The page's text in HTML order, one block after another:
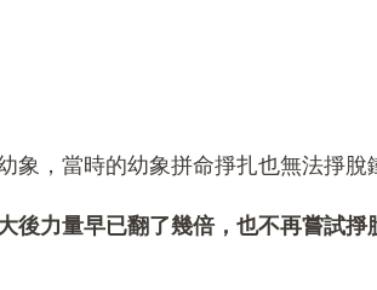
，當時的幼象拼命掙扎也無法掙脫
後力量早已翻了幾倍，也不再嘗試掙